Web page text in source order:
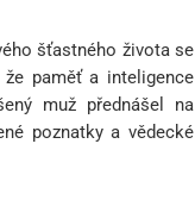
šťastného života se
paměť a inteligence
muž přednášel na
poznatky a vědecké